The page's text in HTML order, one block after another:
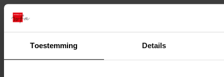
Toestemming Details